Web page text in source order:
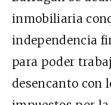
inmobiliaria
independencia
para poder
desencanto con